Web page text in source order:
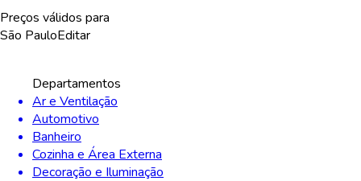
Preços válidos para
São PauloEditar
Departamentos
Ar e Ventilação
Automotivo
Banheiro
Cozinha e Área Externa
Decoração e Iluminação